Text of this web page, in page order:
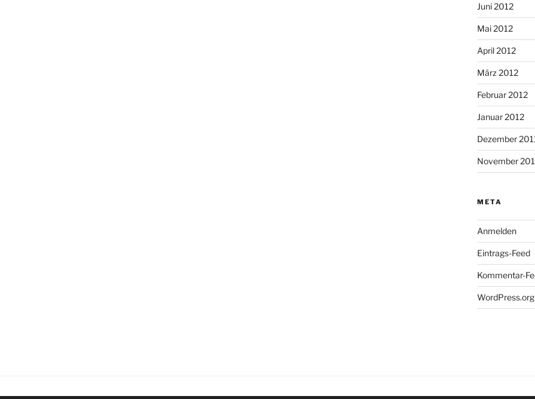
Juni 2012
Mai 2012
April 2012
März 2012
Februar 2012
Januar 2012
Dezember
November
META
Anmelden
Eintrags-Feed
Kommentar-
WordPress.org